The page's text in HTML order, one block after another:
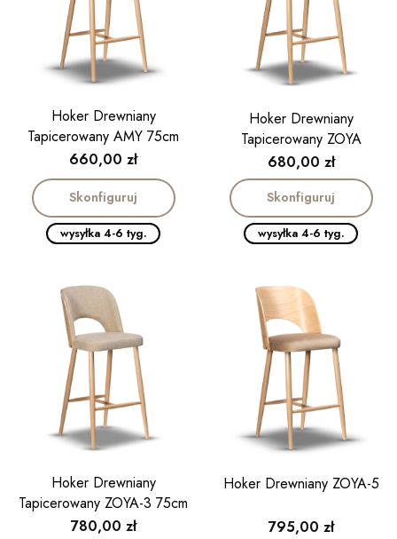
Hoker Drewniany
Tapicerowany AMY 75cm
Cena
660,00 zł
Skonfiguruj
wysyłka 4-6 tyg.
Hoker Drewniany
Tapicerowany ZOYA
Cena
680,00 zł
Skonfiguruj
wysyłka 4-6 tyg.
Hoker Drewniany
Tapicerowany ZOYA-3 75cm
Cena
780,00 zł
Hoker Drewniany ZOYA-5
Cena
795,00 zł